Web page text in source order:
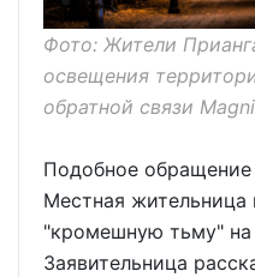
Фото: Жители
освещения
обратной связи
Подобное обращение
Местная жительница
"кромешную тьму" на
Заявительница